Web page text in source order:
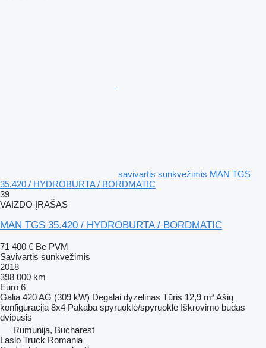
savivartis sunkvežimis MAN TGS
35.420 / HYDROBURTA / BORDMATIC
39
VAIZDO ĮRAŠAS
MAN TGS 35.420 / HYDROBURTA / BORDMATIC
71 400 € Be PVM
Savivartis sunkvežimis
2018
398 000 km
Euro 6
Galia 420 AG (309 kW) Degalai dyzelinas Tūris 12,9 m³Ašių
konfigūracija 8x4 Pakaba spyruoklė/spyruoklė Iškrovimo būdas
dvipusis
Rumunija, Bucharest
Laslo Truck Romania